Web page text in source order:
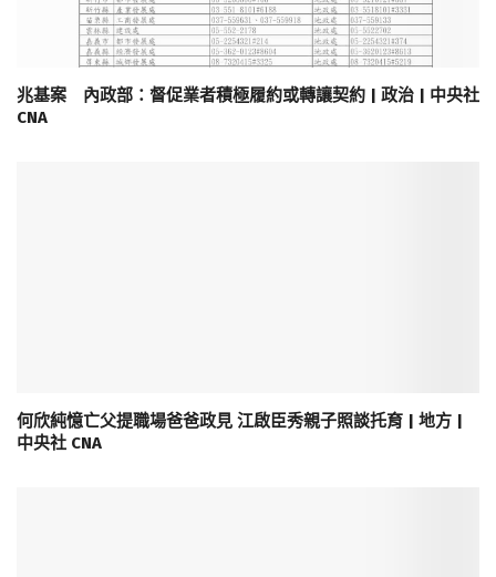
兆基案 內政部：督促業者積極履約或轉讓契約 | 政治 | 中央社
CNA
何欣純憶亡父提職場爸爸政見 江啟臣秀親子照談托育 | 地方 |
中央社 CNA